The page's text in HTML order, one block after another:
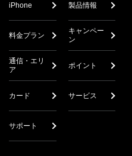
iPhone 製品情報
料金プラン
キャンペー
ン
通信・エリ
ア
ポイント
カード サービス
サポート